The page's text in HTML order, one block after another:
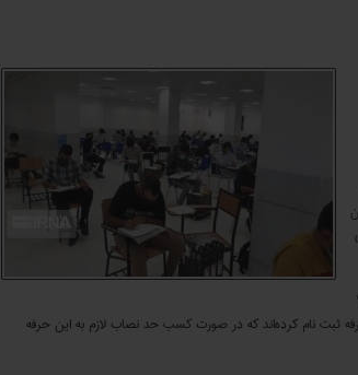
شد، ادامه داد: ۴
کار در آزمون ورود به حرفه ثبت نام کرده‌اند که در صورت کسب حد نصاب لازم به این حرفه